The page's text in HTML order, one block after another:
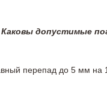
Каковы допустимые
перепад до 5 мм на